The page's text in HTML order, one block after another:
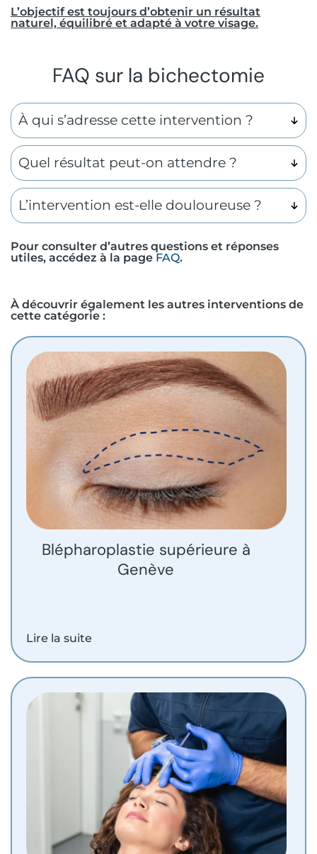
L’objectif est toujours d’obtenir un résultat
naturel, équilibré et adapté à votre visage.
FAQ sur la bichectomie
À qui s’adresse cette intervention ?
Quel résultat peut-on attendre ?
L’intervention est-elle douloureuse ?
Pour consulter d’autres questions et réponses
utiles, accédez à la page FAQ.
À découvrir également les autres interventions de
cette catégorie :
Blépharoplastie supérieure à
Genève
Lire la suite